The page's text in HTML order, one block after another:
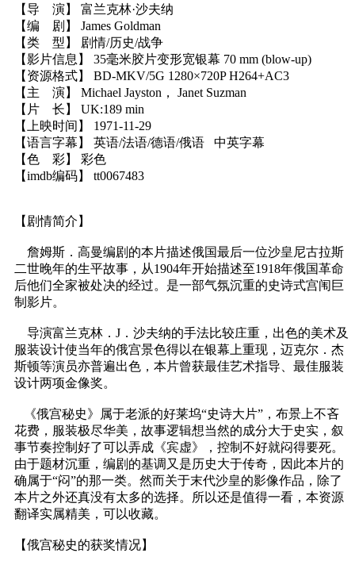
【导 演】 富兰克林·沙夫纳
【编 剧】 James Goldman
【类 型】 剧情/历史/战争
【影片信息】 35毫米胶片变形宽银幕 70 mm (blow-up)
【资源格式】 BD-MKV/5G 1280×720P H264+AC3
【主 演】 Michael Jayston， Janet Suzman
【片 长】 UK:189 min
【上映时间】 1971-11-29
【语言字幕】 英语/法语/德语/俄语 中英字幕
【色 彩】 彩色
【imdb编码】 tt0067483
【剧情简介】
詹姆斯．高曼编剧的本片描述俄国最后一位沙皇尼古拉斯
二世晚年的生平故事，从1904年开始描述至1918年俄国革命
后他们全家被处决的经过。是一部气氛沉重的史诗式宫闱巨
制影片。
导演富兰克林．J．沙夫纳的手法比较庄重，出色的美术及
服装设计使当年的俄宫景色得以在银幕上重现，迈克尔．杰
斯顿等演员亦普遍出色，本片曾获最佳艺术指导、最佳服装
设计两项金像奖。
《俄宫秘史》属于老派的好莱坞“史诗大片”，布景上不吝
花费，服装极尽华美，故事逻辑想当然的成分大于史实，叙
事节奏控制好了可以弄成《宾虚》，控制不好就闷得要死。
由于题材沉重，编剧的基调又是历史大于传奇，因此本片的
确属于“闷”的那一类。然而关于末代沙皇的影像作品，除了
本片之外还真没有太多的选择。所以还是值得一看，本资源
翻译实属精美，可以收藏。
【俄宫秘史的获奖情况】